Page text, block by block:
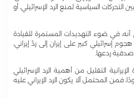
التحركات السياسية لمنع الرد الإسرائيلي، أو
أنه، في ضوء التهديدات المستمرة للقيادة
إسرائيلي كبير على إيران إلى ردّ إيراني،
ردعها.
التقليل من أهمية الرد الإسرائيلي
فمن المحتمل ألا يكون الرد الإيراني عليه